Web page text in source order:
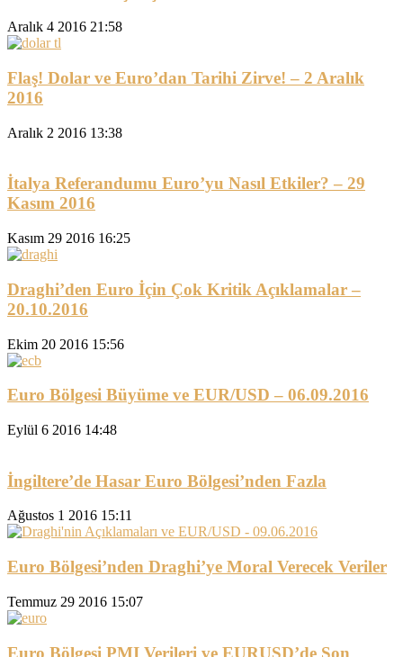
Aralık 4 2016 21:58
Flaş! Dolar ve Euro’dan Tarihi Zirve! – 2 Aralık
2016
Aralık 2 2016 13:38
İtalya Referandumu Euro’yu Nasıl Etkiler? – 29
Kasım 2016
Kasım 29 2016 16:25
Draghi’den Euro İçin Çok Kritik Açıklamalar –
20.10.2016
Ekim 20 2016 15:56
Euro Bölgesi Büyüme ve EUR/USD – 06.09.2016
Eylül 6 2016 14:48
İngiltere’de Hasar Euro Bölgesi’nden Fazla
Ağustos 1 2016 15:11
Euro Bölgesi’nden Draghi’ye Moral Verecek Veriler
Temmuz 29 2016 15:07
Euro Bölgesi PMI Verileri ve EURUSD’de Son